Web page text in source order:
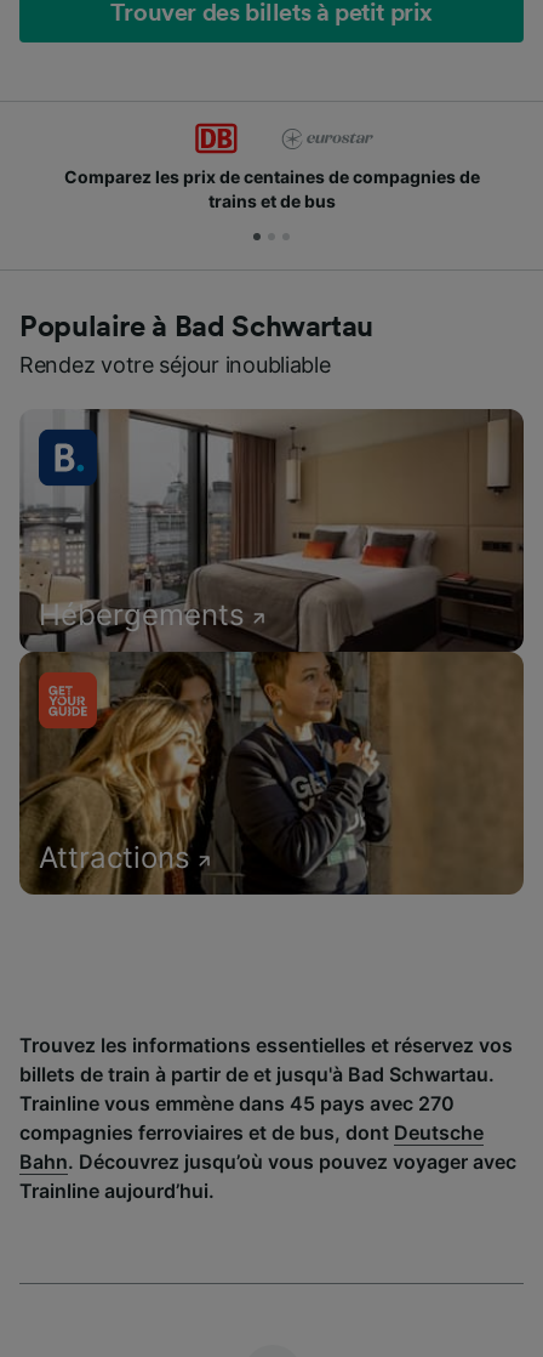
Trouver des billets à petit prix
Comparez les prix de centaines de compagnies de
trains et de bus
Populaire à Bad Schwartau
Rendez votre séjour inoubliable
Hébergements
Attractions
Trouvez les informations essentielles et réservez vos
billets de train à partir de et jusqu'à Bad Schwartau.
Trainline vous emmène dans 45 pays avec 270
compagnies ferroviaires et de bus, dont Deutsche
Bahn. Découvrez jusqu’où vous pouvez voyager avec
Trainline aujourd’hui.